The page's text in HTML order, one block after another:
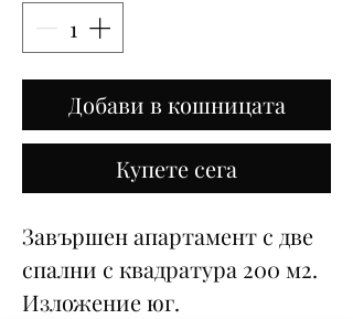
Добави в кошницата
Купете сега
Завършен апартамент с две
спални с квадратура 200 м2.
Изложение юг.